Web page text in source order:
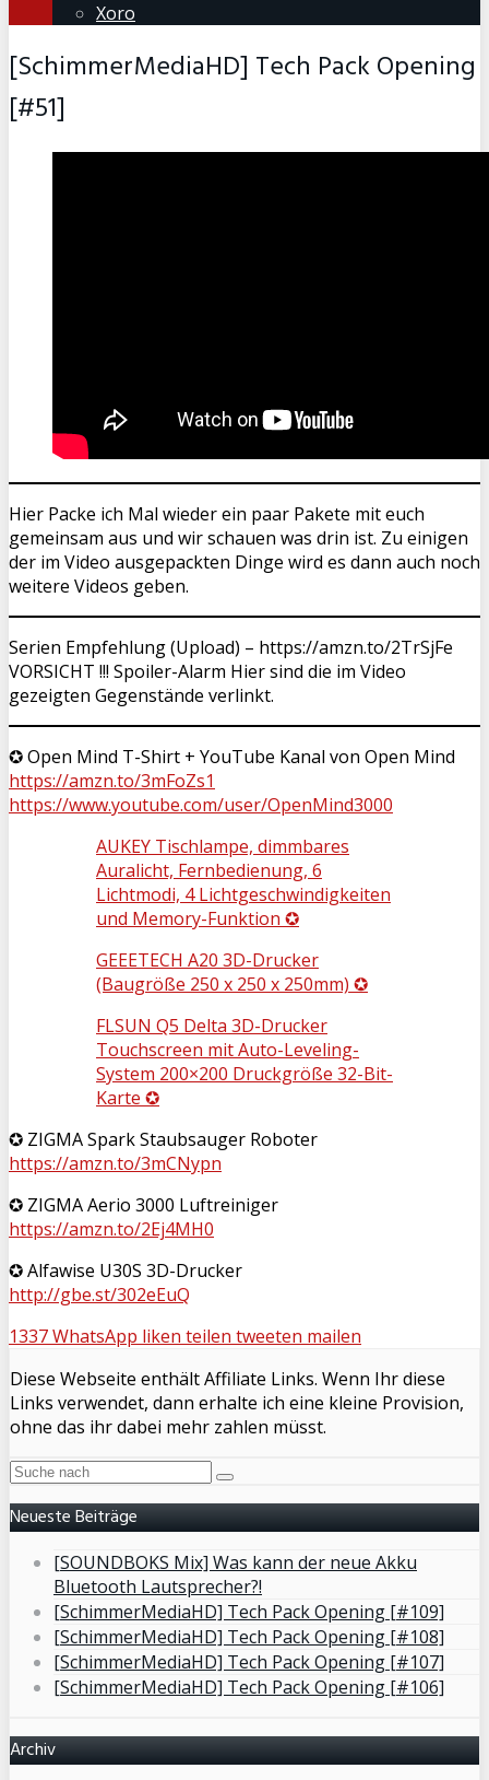
Xoro
[SchimmerMediaHD] Tech Pack Opening
[#51]
Hier Packe ich Mal wieder ein paar Pakete mit euch
gemeinsam aus und wir schauen was drin ist. Zu einigen
der im Video ausgepackten Dinge wird es dann auch noch
weitere Videos geben.
Serien Empfehlung (Upload) – https://amzn.to/2TrSjFe
VORSICHT !!! Spoiler-Alarm Hier sind die im Video
gezeigten Gegenstände verlinkt.
✪ Open Mind T-Shirt + YouTube Kanal von Open Mind
https://amzn.to/3mFoZs1
https://www.youtube.com/user/OpenMind3000
AUKEY Tischlampe, dimmbares
Auralicht, Fernbedienung, 6
Lichtmodi, 4 Lichtgeschwindigkeiten
und Memory-Funktion ✪
GEEETECH A20 3D-Drucker
(Baugröße 250 x 250 x 250mm) ✪
FLSUN Q5 Delta 3D-Drucker
Touchscreen mit Auto-Leveling-
System 200×200 Druckgröße 32-Bit-
Karte ✪
✪ ZIGMA Spark Staubsauger Roboter
https://amzn.to/3mCNypn
✪ ZIGMA Aerio 3000 Luftreiniger
https://amzn.to/2Ej4MH0
✪ Alfawise U30S 3D-Drucker
http://gbe.st/302eEuQ
1337WhatsApp liken teilen tweeten mailen
Diese Webseite enthält Affiliate Links. Wenn Ihr diese
Links verwendet, dann erhalte ich eine kleine Provision,
ohne das ihr dabei mehr zahlen müsst.
Neueste Beiträge
[SOUNDBOKS Mix] Was kann der neue Akku
Bluetooth Lautsprecher?!
[SchimmerMediaHD] Tech Pack Opening [#109]
[SchimmerMediaHD] Tech Pack Opening [#108]
[SchimmerMediaHD] Tech Pack Opening [#107]
[SchimmerMediaHD] Tech Pack Opening [#106]
Archiv